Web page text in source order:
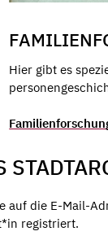
Hier gibt es
die E-Mail-
registriert.